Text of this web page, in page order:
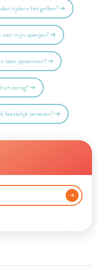
tijdens het grillen?
mijn spiesjes?
later opwarmen?
en romig?
feestelijk serveren?